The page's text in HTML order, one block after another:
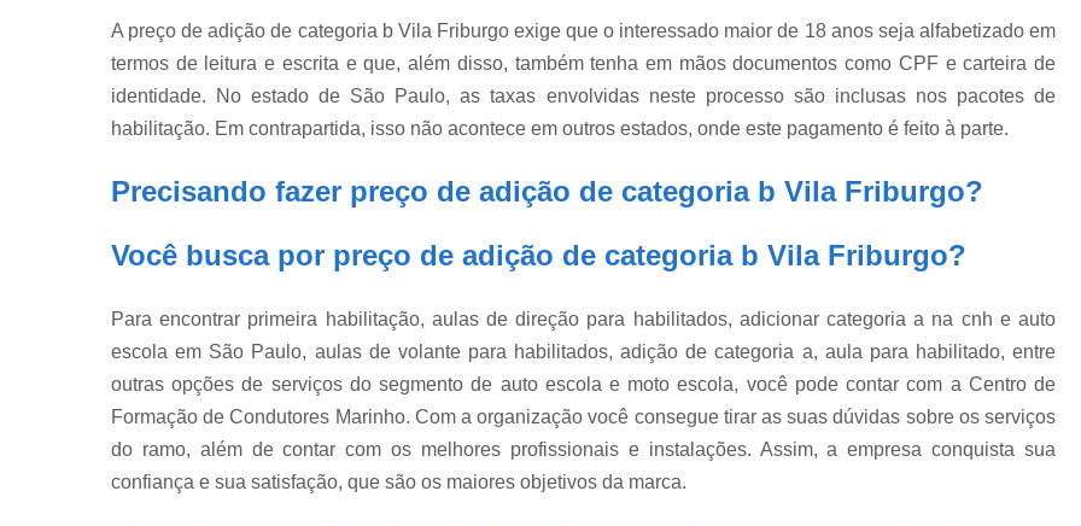
Cnh
Primeira Carteira de Habilitação
Primeira
Primeira Habilitação B
Primeira Habilitação Categoria B
A preço de adição de categoria b Vila Friburgo exige que o interessado maior de 18 anos seja alfabetizado em
termos de leitura e escrita e que, além disso, também tenha em mãos documentos como CPF e carteira de
identidade. No estado de São Paulo, as taxas envolvidas neste processo são inclusas nos pacotes de
habilitação. Em contrapartida, isso não acontece em outros estados, onde este pagamento é feito à parte.
Precisando fazer preço de adição de categoria b Vila Friburgo?
Você busca por preço de adição de categoria b Vila Friburgo?
Para encontrar primeira habilitação, aulas de direção para habilitados, adicionar categoria a na cnh e auto
escola em São Paulo, aulas de volante para habilitados, adição de categoria a, aula para habilitado, entre
outras opções de serviços do segmento de auto escola e moto escola, você pode contar com a Centro de
Formação de Condutores Marinho. Com a organização você consegue tirar as suas dúvidas sobre os serviços
do ramo, além de contar com os melhores profissionais e instalações. Assim, a empresa conquista sua
confiança e sua satisfação, que são os maiores objetivos da marca.